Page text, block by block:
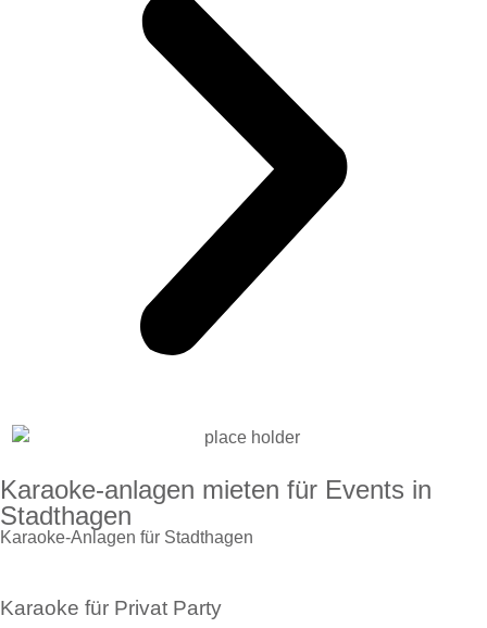
Karaoke-anlagen mieten für Events in
Stadthagen
Karaoke-Anlagen für Stadthagen
Karaoke für Privat Party